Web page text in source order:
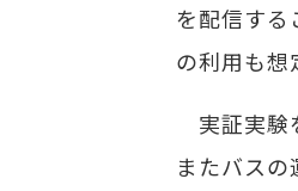
を配信する
の利用も想
実証実験
またバス